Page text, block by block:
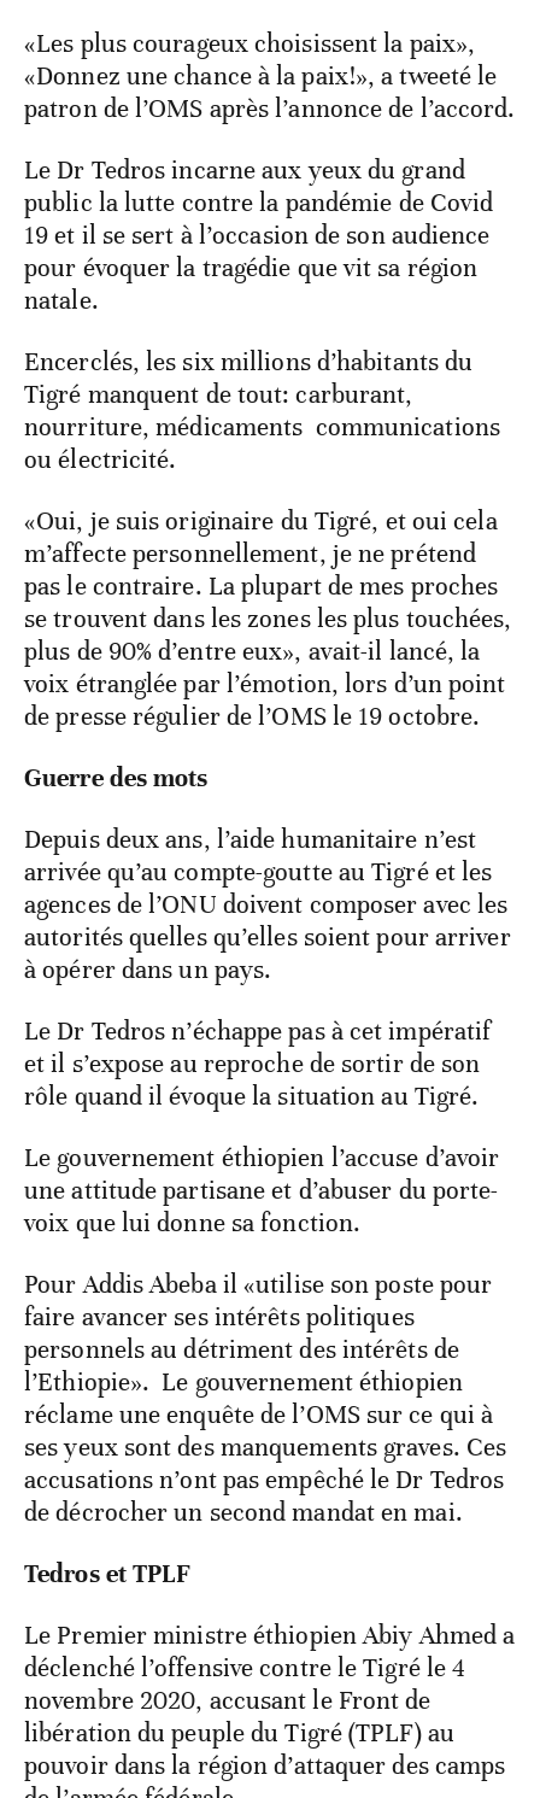
«Les plus courageux choisissent la paix»,
«Donnez une chance à la paix!», a tweeté le
patron de l’OMS après l’annonce de l’accord.
Le Dr Tedros incarne aux yeux du grand
public la lutte contre la pandémie de Covid
19 et il se sert à l’occasion de son audience
pour évoquer la tragédie que vit sa région
natale.
Encerclés, les six millions d’habitants du
Tigré manquent de tout: carburant,
nourriture, médicaments communications
ou électricité.
«Oui, je suis originaire du Tigré, et oui cela
m’affecte personnellement, je ne prétend
pas le contraire. La plupart de mes proches
se trouvent dans les zones les plus touchées,
plus de 90% d’entre eux», avait-il lancé, la
voix étranglée par l’émotion, lors d’un point
de presse régulier de l’OMS le 19 octobre.
Guerre des mots
Depuis deux ans, l’aide humanitaire n’est
arrivée qu’au compte-goutte au Tigré et les
agences de l’ONU doivent composer avec les
autorités quelles qu’elles soient pour arriver
à opérer dans un pays.
Le Dr Tedros n’échappe pas à cet impératif
et il s’expose au reproche de sortir de son
rôle quand il évoque la situation au Tigré.
Le gouvernement éthiopien l’accuse d’avoir
une attitude partisane et d’abuser du porte-
voix que lui donne sa fonction.
Pour Addis Abeba il «utilise son poste pour
faire avancer ses intérêts politiques
personnels au détriment des intérêts de
l’Ethiopie». Le gouvernement éthiopien
réclame une enquête de l’OMS sur ce qui à
ses yeux sont des manquements graves. Ces
accusations n’ont pas empêché le Dr Tedros
de décrocher un second mandat en mai.
Tedros et TPLF
Le Premier ministre éthiopien Abiy Ahmed a
déclenché l’offensive contre le Tigré le 4
novembre 2020, accusant le Front de
libération du peuple du Tigré (TPLF) au
pouvoir dans la région d’attaquer des camps